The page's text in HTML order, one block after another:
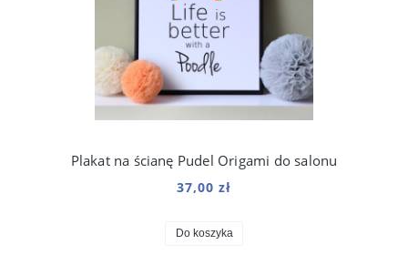
Plakat na ścianę Pudel Origami do salonu
37,00 zł
Do koszyka